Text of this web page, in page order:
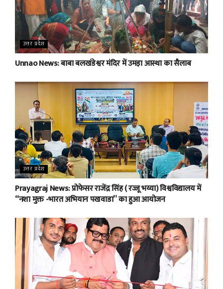
उत्तर प्रदेश
Unnao News: बाबा बलखंडेश्वर मंदिर में उमड़ा आस्था का सैलाब
उत्तर प्रदेश
Prayagraj News: प्रोफेसर राजेंद्र सिंह ( रज्जू भय्या) विश्वविद्यालय में
“नशा मुक्त -भारत अभियान पखवाडा” का हुआ आयोजन